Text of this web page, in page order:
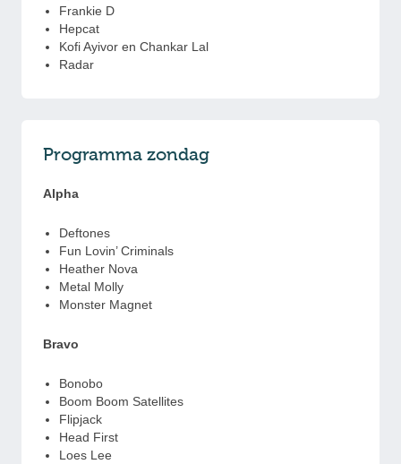
Frankie D
Hepcat
Kofi Ayivor en Chankar Lal
Radar
Programma zondag
Alpha
Deftones
Fun Lovin’ Criminals
Heather Nova
Metal Molly
Monster Magnet
Bravo
Bonobo
Boom Boom Satellites
Flipjack
Head First
Loes Lee